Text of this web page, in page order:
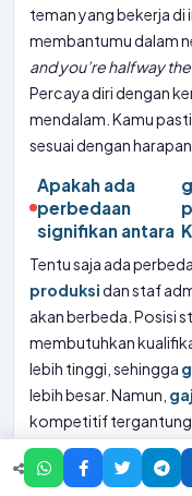
teman yang bekerja di
membantumu dalam
and you’re halfway
Percaya diri dengan
mendalam. Kamu
sesuai dengan
Apakah ada
perbedaan
signifikan antara
Tentu saja ada
produksidan staf
akan berbeda. Posisi
membutuhkan
lebih tinggi, sehingga
lebih besar. Namun,
kompetitif tergantung
dimiliki. Penting untuk
penting dalam